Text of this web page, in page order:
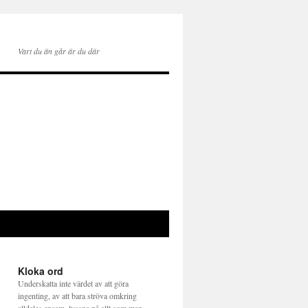
Vart du än går är du där
Kloka ord
Underskatta inte värdet av att göra
ingenting, av att bara ströva omkring